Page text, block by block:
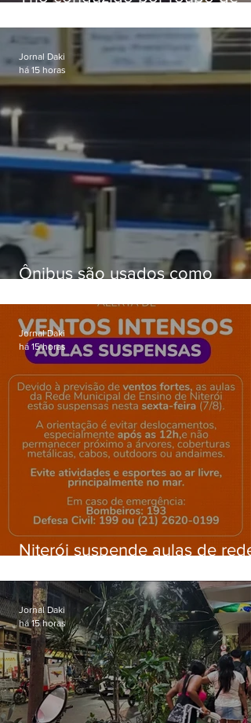
passagens
Ônibus são usados como
Gardênia Azul
Jornal Daki
há 15 horas
Niterói suspende aulas de rede
ventos fortes nesta sexta (7)
Jornal Daki
há 15 horas
Jornal Daki
há 15 horas